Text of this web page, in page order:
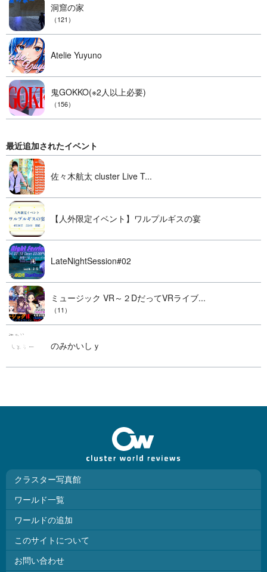
洞窟の家
（121）
Atelie Yuyuno
鬼GOKKO(※2人以上必要)
（156）
最近追加されたイベント
佐々木航太 cluster Live T...
【人外限定イベント】ワルプルギスの宴
LateNightSession#02
ミュージック VR～２DだってVRライブ...
（11）
のみかいしｙ
クラスター写真館
ワールド一覧
ワールドの追加
このサイトについて
お問い合わせ